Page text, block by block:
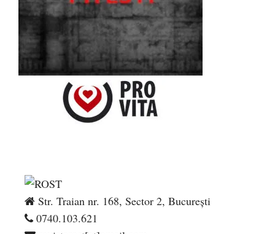
Str. Traian nr. 168, Sector 2, București
0740.103.621